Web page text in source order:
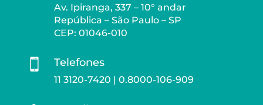
Av. Ipiranga, 337 – 10° andar
República – São Paulo – SP
CEP: 01046-010
 Telefones
11 3120-7420 | 0.8000-106-909